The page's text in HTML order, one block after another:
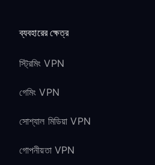
ব্যবহারের ক্ষেত্র
স্ট্রিমিং VPN
গেমিং VPN
সোশ্যাল মিডিয়া VPN
গোপনীয়তা VPN